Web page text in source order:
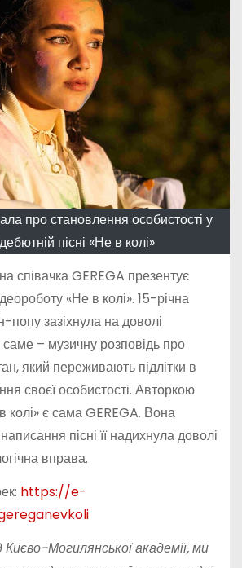
про становлення особистості у
пісні «Не в колі»
співачка GEREGA презентує
«Не в колі». 15-річна
попу зазіхнула на доволі
– музичну розповідь про
який переживають підлітки в
своєї особистості. Авторкою
колі» є сама GEREGA. Вона
пісні її надихнула доволі
вправа.
https://e-
Києво-Могилянської академії, ми